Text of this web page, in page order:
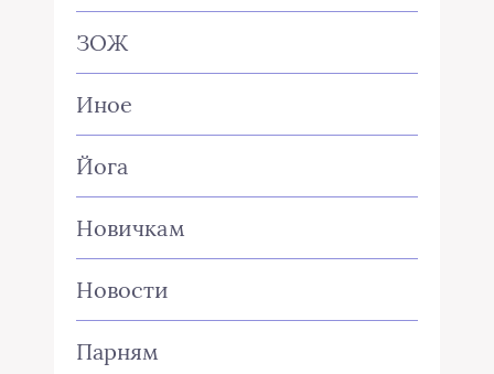
ЗОЖ
Иное
Йога
Новичкам
Новости
Парням